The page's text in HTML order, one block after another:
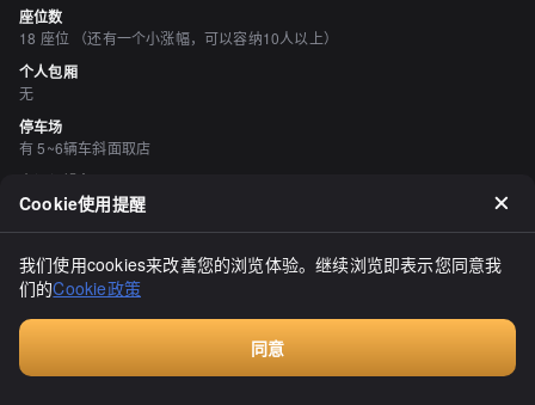
座位数
18 座位 （还有一个小涨幅，可以容纳10人以上）
个人包厢
无
停车场
有 5~6辆车斜面取店
空间与设备
时尚的空间、宁静的空间、座位宽敞、有吧台座位、有掘地式桌席、可供轮椅
评价（1）
sarnins
Cookie使用提醒
我们使用cookies来改善您的浏览体验。继续浏览即表示您同意我
们的Cookie政策
同意